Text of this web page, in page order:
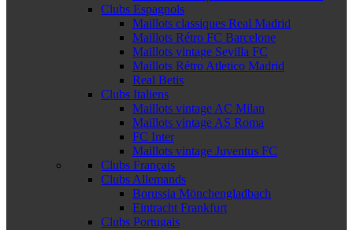
Clubs Espagnols
Maillots classiques Real Madrid
Maillots Rétro FC Barcelone
Maillots vintage Sevilla FC
Maillots Rétro Atletico Madrid
Real Betis
Clubs Italiens
Maillots vintage AC Milan
Maillots vintage AS Roma
FC Inter
Maillots vintage Juventus FC
Clubs Français
Clubs Allemands
Borussia Mönchengladbach
Eintracht Frankfurt
Clubs Portugais